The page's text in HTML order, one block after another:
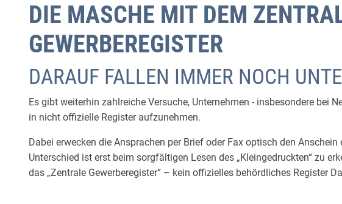
DIE MASCHE MIT DEM
GEWERBEREGISTER
DARAUF FALLEN IMMER NOCH
Es gibt weiterhin zahlreiche Versuche, Unternehmen - insbesondere bei
in nicht offizielle Register aufzunehmen.
Dabei erwecken die Ansprachen per Brief oder Fax optisch den
Unterschied ist erst beim sorgfältigen Lesen des „Kleingedruckten“ zu
das „Zentrale Gewerberegister“ – kein offizielles behördliches Register